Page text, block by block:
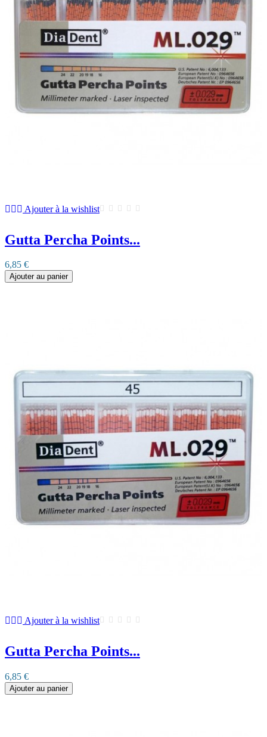
Ajouter à la wishlist
Gutta Percha Points...
6,85 €
Ajouter au panier
Ajouter à la wishlist
Gutta Percha Points...
6,85 €
Ajouter au panier